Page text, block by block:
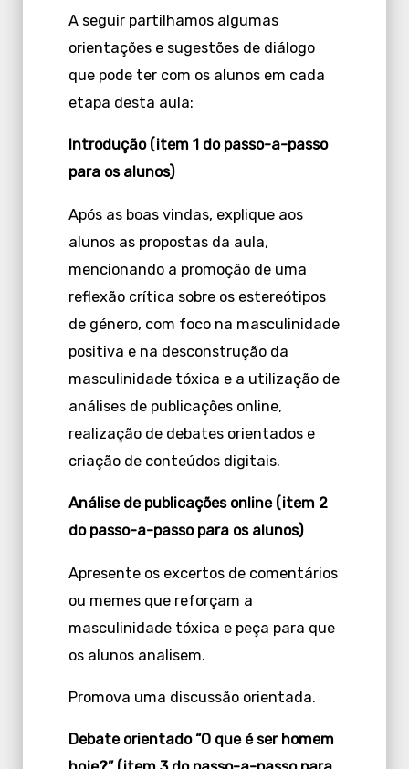
A seguir partilhamos algumas
orientações e sugestões de diálogo
que pode ter com os alunos em cada
etapa desta aula:
Introdução (item 1 do passo-a-passo
para os alunos)
Após as boas vindas, explique aos
alunos as propostas da aula,
mencionando a promoção de uma
reflexão crítica sobre os estereótipos
de género, com foco na masculinidade
positiva e na desconstrução da
masculinidade tóxica e a utilização de
análises de publicações online,
realização de debates orientados e
criação de conteúdos digitais.
Análise de publicações online (item 2
do passo-a-passo para os alunos)
Apresente os excertos de comentários
ou memes que reforçam a
masculinidade tóxica e peça para que
os alunos analisem.
Promova uma discussão orientada.
Debate orientado “O que é ser homem